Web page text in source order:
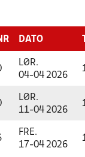
DATO
LØR.
04-04 2026
LØR.
11-04 2026
FRE.
17-04 2026